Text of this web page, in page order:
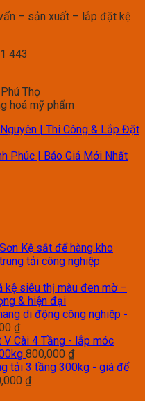
– sản xuất – lắp đặt kệ
443
hoá mỹ phẩm
| Thi Công & Lắp Đặt
Phúc | Báo Giá Mới Nhất
Kệ sắt để hàng kho
tải công nghiệp
kệ siêu thị màu đen mờ –
& hiện đại
di động công nghiệp -
₫
V Cài 4 Tầng - lắp móc
800,000 ₫
tải 3 tầng 300kg - giá để
₫